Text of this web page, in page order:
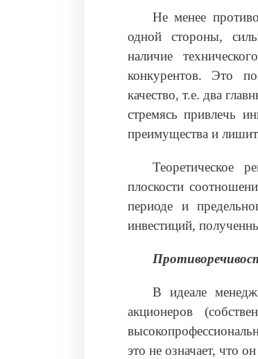
Не менее
одной стороны,
наличие
конкурентов. Это
качество, т.е. два
стремясь привлечь
преимущества и
Теоретическое
плоскости
периоде и
инвестиций,
В идеале
акционеров
это не означает, что